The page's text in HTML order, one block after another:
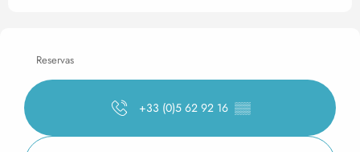
Reservas
+33 (0)5 62 92 16 ▒▒